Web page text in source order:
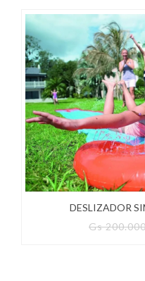
DESLIZADOR
Gs